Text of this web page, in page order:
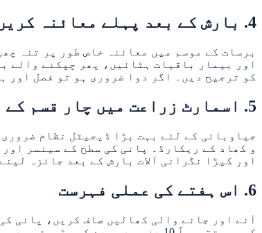
4. بارش کے بعد پہلے معائنہ کریں، پھر حفاظتی فیصلہ لیں
برسات کے موسم میں معائنہ خاص طور پر تنہ
اور بیمار باقیات ہٹائیں، پھر چپکنے والے
کو ترجیح دیں۔ اگر دوا ضروری ہو تو فصل اور
5. اسمارٹ زراعت میں چار قسم کے ڈیٹا سب سے زیادہ مفید ہیں
جیاوبائی کے لئے بہت بڑا ڈیجیٹل نظام
و کھاد کے ریکارڈ۔ پانی کی سطح کے سینسر
اور کیڑا نگرانی آلات بارش کے بعد جائزہ
6. اس ہفتے کی عملی فہرست
آنے اور جانے والی کھالیں صاف کریں، پانی